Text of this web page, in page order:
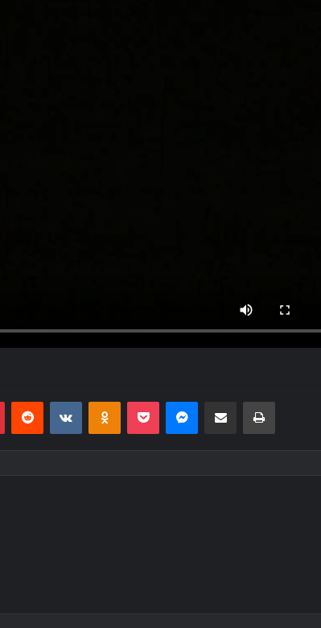
PinterestReddit VKontakteOdnoklassniki
Pocket Messenger
Share via Email Print